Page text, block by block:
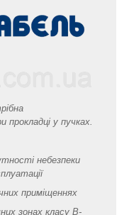
прокладці у пучках.
небезпеки
приміщеннях
зонах класу B-